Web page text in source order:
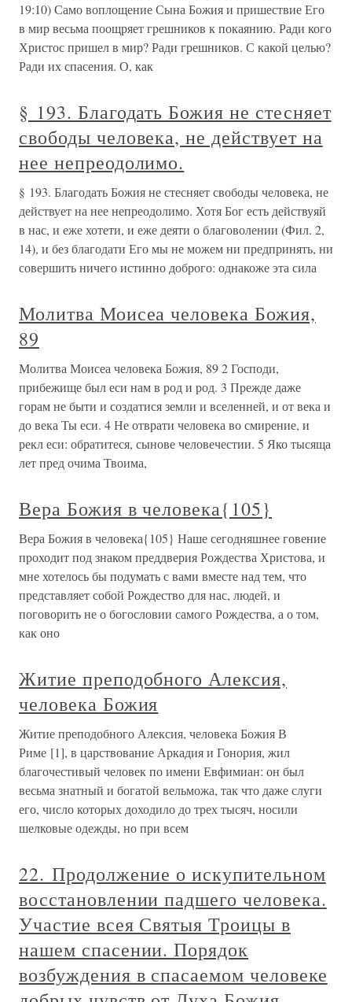
19:10) Само воплощение Сына Божия и пришествие Его
в мир весьма поощряет грешников к покаянию. Ради кого
Христос пришел в мир? Ради грешников. С какой целью?
Ради их спасения. О, как
§ 193. Благодать Божия не стесняет
свободы человека, не действует на
нее непреодолимо.
§ 193. Благодать Божия не стесняет свободы человека, не
действует на нее непреодолимо. Хотя Бог есть действуяй
в нас, и еже хотети, и еже деяти о благоволении (Фил. 2,
14), и без благодати Его мы не можем ни предпринять, ни
совершить ничего истинно доброго: однакоже эта сила
Молитва Моисеа человека Божия,
89
Молитва Моисеа человека Божия, 89 2 Господи,
прибежище был еси нам в род и род. 3 Прежде даже
горам не быти и создатися земли и вселенней, и от века и
до века Ты еси. 4 Не отврати человека во смирение, и
рекл еси: обратитеся, сынове человечестии. 5 Яко тысяща
лет пред очима Твоима,
Вера Божия в человека{105}
Вера Божия в человека{105} Наше сегодняшнее говение
проходит под знаком преддверия Рождества Христова, и
мне хотелось бы подумать с вами вместе над тем, что
представляет собой Рождество для нас, людей, и
поговорить не о богословии самого Рождества, а о том,
как оно
Житие преподобного Алексия,
человека Божия
Житие преподобного Алексия, человека Божия В
Риме [1], в царствование Аркадия и Гонория, жил
благочестивый человек по имени Евфимиан: он был
весьма знатный и богатой вельможа, так что даже слуги
его, число которых доходило до трех тысяч, носили
шелковые одежды, но при всем
22. Продолжение о искупительном
восстановлении падшего человека.
Участие всея Святыя Троицы в
нашем спасении. Порядок
возбуждения в спасаемом человеке